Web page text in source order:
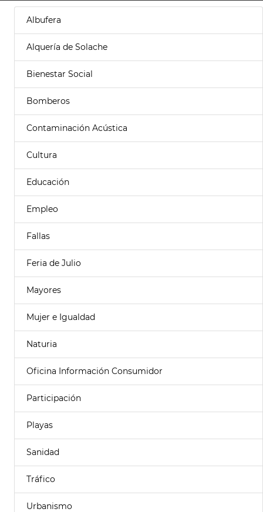
Albufera
Alquería de Solache
Bienestar Social
Bomberos
Contaminación Acústica
Cultura
Educación
Empleo
Fallas
Feria de Julio
Mayores
Mujer e Igualdad
Naturia
Oficina Información Consumidor
Participación
Playas
Sanidad
Tráfico
Urbanismo